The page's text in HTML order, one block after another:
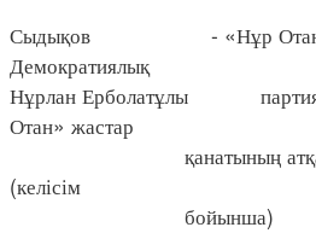
Сыдықов - «Нұр Отан»
Демократиялық
Нұрлан Ерболатұлы
Отан» жастар
қанатының
(келісім
бойынша)